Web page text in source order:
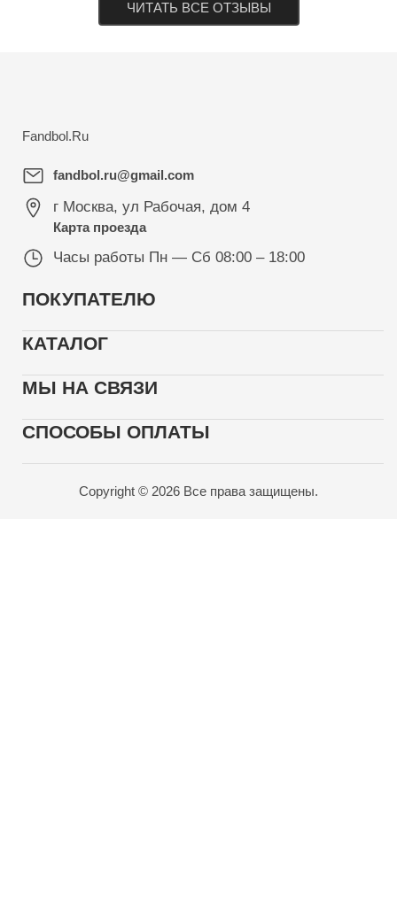
ЧИТАТЬ ВСЕ ОТЗЫВЫ
Fandbol.Ru
fandbol.ru@gmail.com
г Москва, ул Рабочая, дом 4
Карта проезда
Часы работы Пн — Сб 08:00 – 18:00
ПОКУПАТЕЛЮ
КАТАЛОГ
МЫ НА СВЯЗИ
СПОСОБЫ ОПЛАТЫ
Copyright © 2026 Все права защищены.